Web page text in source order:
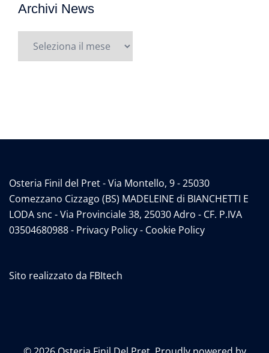
Archivi News
News
Osteria Finil del Pret - Via Montello, 9 - 25030
Comezzano Cizzago (BS) MADELEINE di BIANCHETTI E
LODA snc - Via Provinciale 38, 25030 Adro - CF. P.IVA
03504680988 - Privacy Policy- Cookie Policy
Sito realizzato da FBItech